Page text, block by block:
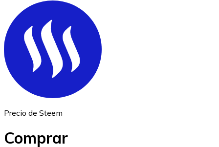
Ethereum
ETH
Precio de Steem
Comprar